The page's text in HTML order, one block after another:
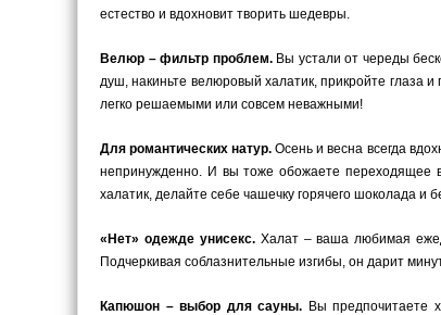
естество и вдохновит творить шедевры.
Велюр – фильтр проблем.Вы устали от череды
душ, накиньте велюровый халатик, прикройте глаза
легко решаемыми или совсем неважными!
Для романтических натур. Осень и весна всегда
непринужденно. И вы тоже обожаете переходящее
халатик, делайте себе чашечку горячего шоколада и
«Нет» одежде унисекс.Халат – ваша любимая
Подчеркивая соблазнительные изгибы, он дарит
Капюшон – выбор для сауны. Вы предпочитаете